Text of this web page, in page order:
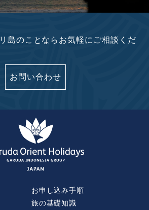
島のことならお気軽にご相談くだ
お問い合わせ
お申し込み手順
旅の基礎知識